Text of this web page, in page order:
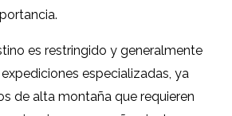
es restringido y generalmente
especializadas, ya
de alta montaña que requieren